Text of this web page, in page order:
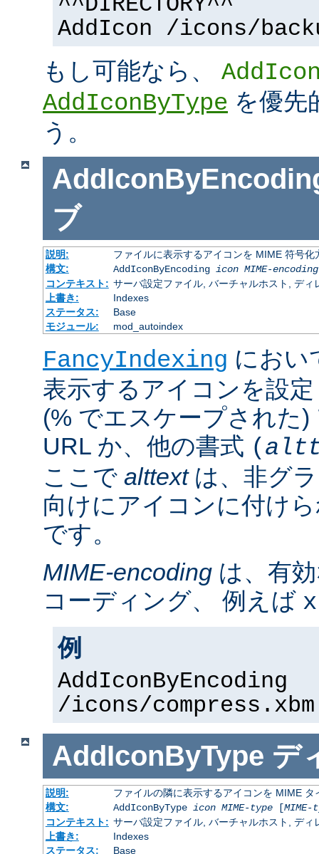
AddIcon /icons/
もし可能なら、
AddIconByType を優先
う。
ブ
説明:
ファイルに表示するアイコンを MIME 符号化
構文:
AddIconByEncoding icon MIME-encoding
コンテキスト: サーバ設定ファイル, バーチャルホスト, ディ
上書き:
Indexes
ステータス:
Base
モジュール:
mod_autoindex
FancyIndexing におい
表示するアイコンを設
(% でエスケープされた
URL か、他の書式 (
ここで alttextは、非グ
向けにアイコンに付け
です。
MIME-encoding は、有
コーディング、 例えば
例
AddIconByEncoding
/icons/
AddIconByType デ
説明:
ファイルの隣に表示するアイコンを MIME タ
構文:
AddIconByType icon MIME-type[MIME-
コンテキスト: サーバ設定ファイル, バーチャルホスト, ディ
上書き:
Indexes
ステータス:
Base